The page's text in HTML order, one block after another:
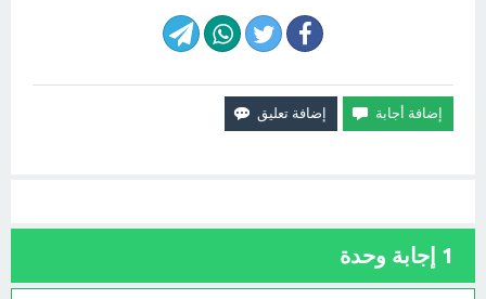
1 إجابة وحدة